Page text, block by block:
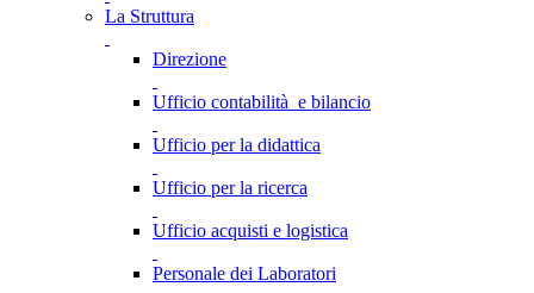
La Struttura
Direzione
Ufficio contabilità e bilancio
Ufficio per la didattica
Ufficio per la ricerca
Ufficio acquisti e logistica
Personale dei Laboratori